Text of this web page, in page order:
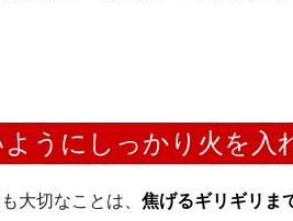
うにしっかり火を入
大切なことは、 焦げるギリギリま